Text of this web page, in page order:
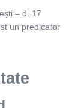
– d. 17
un predicator